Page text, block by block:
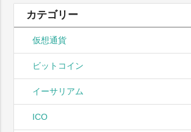
カテゴリー
仮想通貨
ビットコイン
イーサリアム
ICO